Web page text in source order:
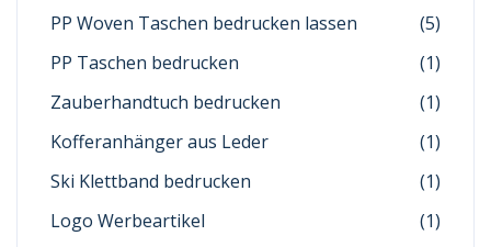
PP Woven Taschen bedrucken lassen
(5)
PP Taschen bedrucken
(1)
Zauberhandtuch bedrucken
(1)
Kofferanhänger aus Leder
(1)
Ski Klettband bedrucken
(1)
Logo Werbeartikel
(1)